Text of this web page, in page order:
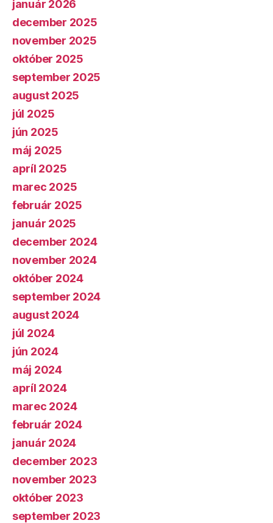
január 2026
december 2025
november 2025
október 2025
september 2025
august 2025
júl 2025
jún 2025
máj 2025
apríl 2025
marec 2025
február 2025
január 2025
december 2024
november 2024
október 2024
september 2024
august 2024
júl 2024
jún 2024
máj 2024
apríl 2024
marec 2024
február 2024
január 2024
december 2023
november 2023
október 2023
september 2023